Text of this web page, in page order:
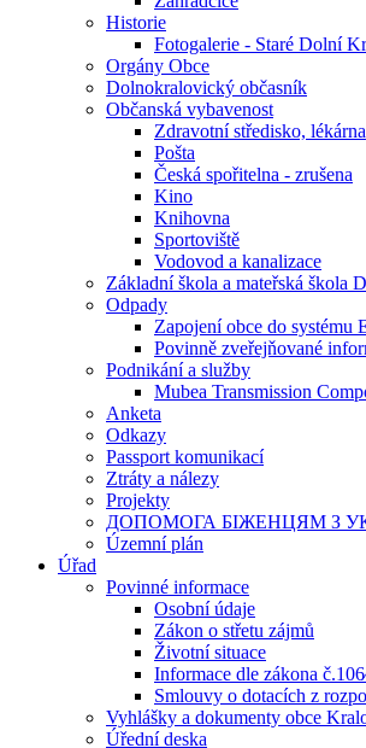
Historie
Fotogalerie - Staré Dolní
Orgány Obce
Dolnokralovický občasník
Občanská vybavenost
Zdravotní středisko, lékárna
Pošta
Česká spořitelna - zrušena
Kino
Knihovna
Sportoviště
Vodovod a kanalizace
Základní škola a mateřská škola
Odpady
Zapojení obce do
Povinně zveřejňované
Podnikání a služby
Mubea Transmission
Anketa
Odkazy
Passport komunikací
Ztráty a nálezy
Projekty
ДОПОМОГА БІЖЕНЦЯМ З
Územní plán
Úřad
Povinné informace
Osobní údaje
Zákon o střetu zájmů
Životní situace
Informace dle zákona
Smlouvy o dotacích z
Vyhlášky a dokumenty obce
Úřední deska